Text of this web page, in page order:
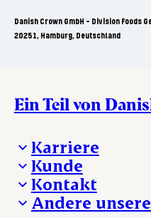
Danish Crown GmbH - Division Foods
20251, Hamburg, Deutschland
Ein Teil von
Karriere
Deine Karriere bei Danish
Aktuelle Jobangebote
Danish Crown
Kunde
Was wir anbieten
Lebensmittelsicherheit
Kontakt
Aktuelles und Presse
Andere